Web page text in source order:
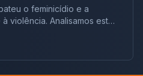
o feminicídio e a
violência. Analisamos este
e te preparamos